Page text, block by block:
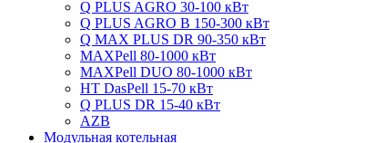
Q PLUS AGRO 30-100 кВт
Q PLUS AGRO B 150-300 кВт
Q MAX PLUS DR 90-350 кВт
MAXPell 80-1000 кВт
MAXPell DUO 80-1000 кВт
HT DasPell 15-70 кВт
Q PLUS DR 15-40 кВт
AZB
Модульная котельная